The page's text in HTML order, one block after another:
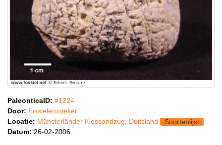
PaleonticaID: #1224
Door: fossielenzoeker
Locatie: Münsterländer Kiessandzug, Duitsland
Soortenlijst
Datum: 26-02-2006